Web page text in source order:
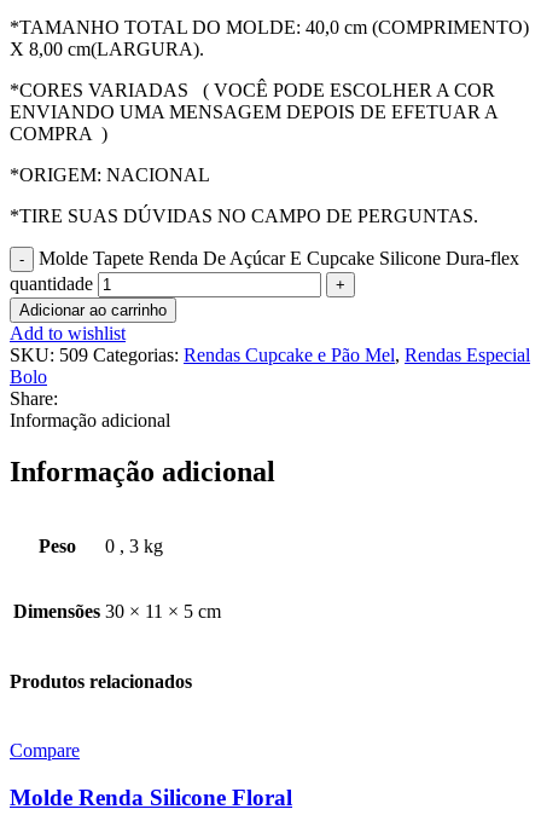
*TAMANHO TOTAL DO MOLDE: 40,0 cm (COMPRIMENTO)
X 8,00 cm(LARGURA).
*CORES VARIADAS ( VOCÊ PODE ESCOLHER A COR
ENVIANDO UMA MENSAGEM DEPOIS DE EFETUAR A
COMPRA )
*ORIGEM: NACIONAL
*TIRE SUAS DÚVIDAS NO CAMPO DE PERGUNTAS.
Molde Tapete Renda De Açúcar E Cupcake Silicone Dura-flex
quantidade
Adicionar ao carrinho
Add to wishlist
SKU: 509 Categorias: Rendas Cupcake e Pão Mel, Rendas Especial
Bolo
Share:
Informação adicional
Informação adicional
Peso 0 , 3 kg
Dimensões 30 × 11 × 5 cm
Produtos relacionados
Compare
Molde Renda Silicone Floral